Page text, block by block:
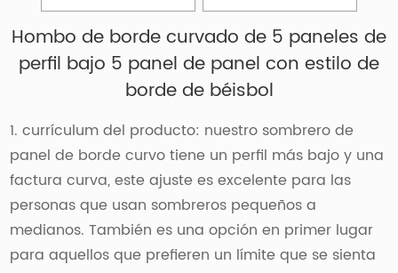
Hombo de borde curvado de 5 paneles de
perfil bajo 5 panel de panel con estilo de
borde de béisbol
1. currículum del producto: nuestro sombrero de
panel de borde curvo tiene un perfil más bajo y una
factura curva, este ajuste es excelente para las
personas que usan sombreros pequeños a
medianos. También es una opción en primer lugar
para aquellos que prefieren un límite que se sienta